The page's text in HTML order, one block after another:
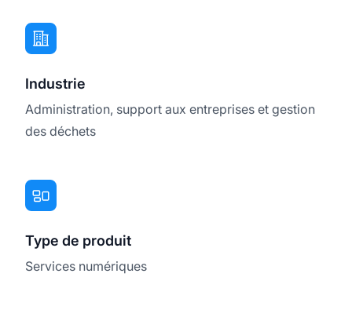
Industrie
Administration, support aux entreprises et gestion
des déchets
Type de produit
Services numériques